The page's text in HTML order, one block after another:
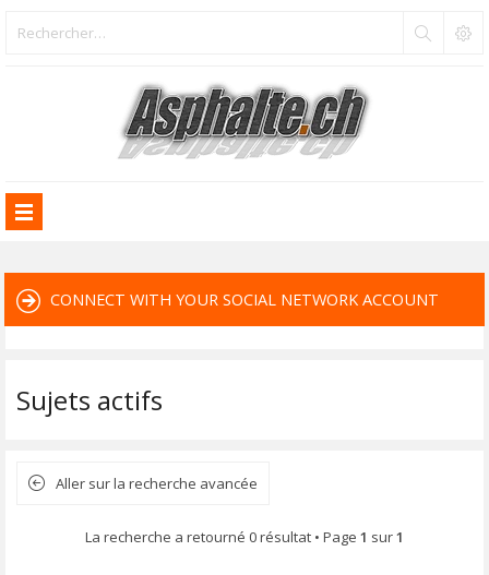
CONNECT WITH YOUR SOCIAL NETWORK ACCOUNT
Sujets actifs
Aller sur la recherche avancée
La recherche a retourné 0 résultat • Page 1 sur1